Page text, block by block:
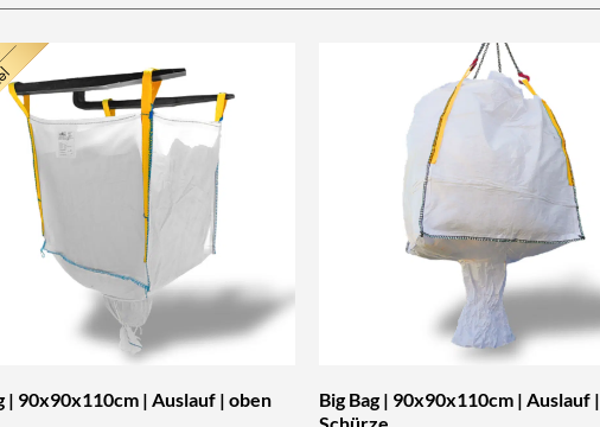
| 90x90x110cm | Auslauf | oben
Big Bag | 90x90x110cm | Auslauf |